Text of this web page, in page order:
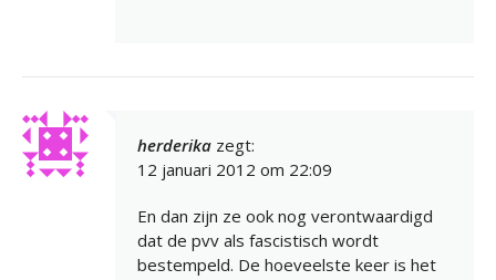
herderika zegt:
12 januari 2012 om 22:09
En dan zijn ze ook nog verontwaardigd
dat de pvv als fascistisch wordt
bestempeld. De hoeveelste keer is het